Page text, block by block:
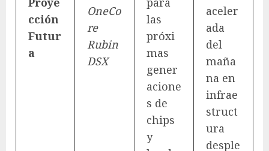
cción
Futur
a
OneCo
re
Rubin
DSX
las
próxi
mas
gener
acione
s de
chips
y
aceler
ada
del
maña
na en
infrae
struct
ura
desple